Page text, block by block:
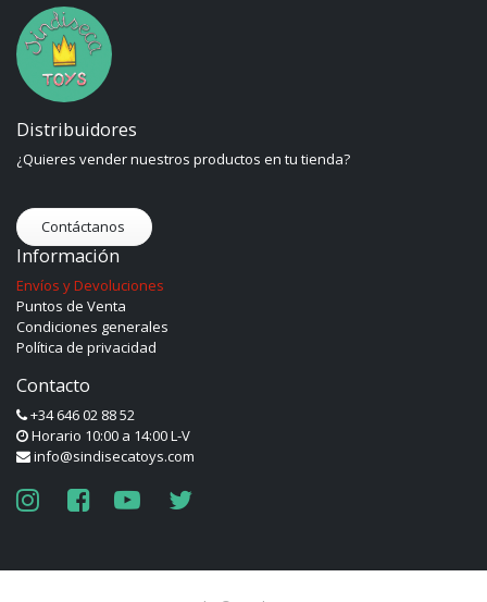
Distribuidores
¿Quieres vender nuestros productos en tu tienda?
Contáctanos
Información
Envíos y Devoluciones
Puntos de Venta
Condiciones generales
Política de privacidad
Contacto
+34 646 02 88 52
Horario 10:00 a 14:00 L-V
info@sindisecatoys.com